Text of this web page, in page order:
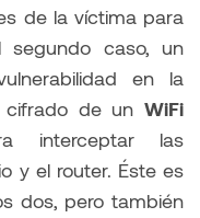
de la víctima para
segundo caso, un
en la
cifrado de un WiFi
las
y el router. Éste es
dos, pero también